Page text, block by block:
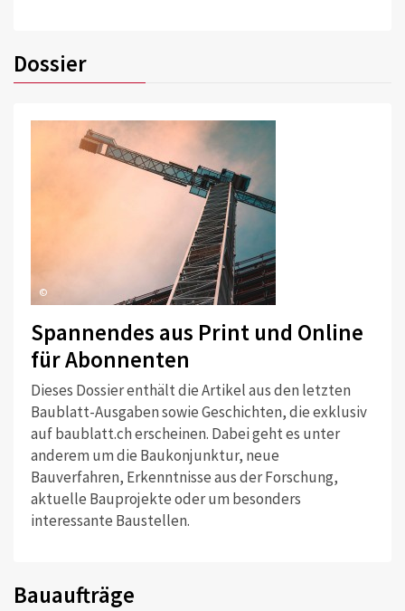
Dossier
©
Spannendes aus Print und Online
für Abonnenten
Dieses Dossier enthält die Artikel aus den letzten
Baublatt-Ausgaben sowie Geschichten, die exklusiv
auf baublatt.ch erscheinen. Dabei geht es unter
anderem um die Baukonjunktur, neue
Bauverfahren, Erkenntnisse aus der Forschung,
aktuelle Bauprojekte oder um besonders
interessante Baustellen.
Bauaufträge